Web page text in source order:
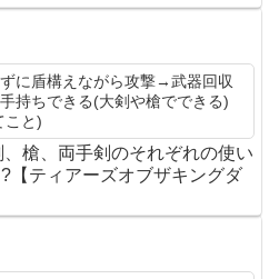
に盾構えながら攻撃→武器回収
持ちできる(大剣や槍でできる)
こと)
、槍、両手剣のそれぞれの使い
【ティアーズオブザキングダ